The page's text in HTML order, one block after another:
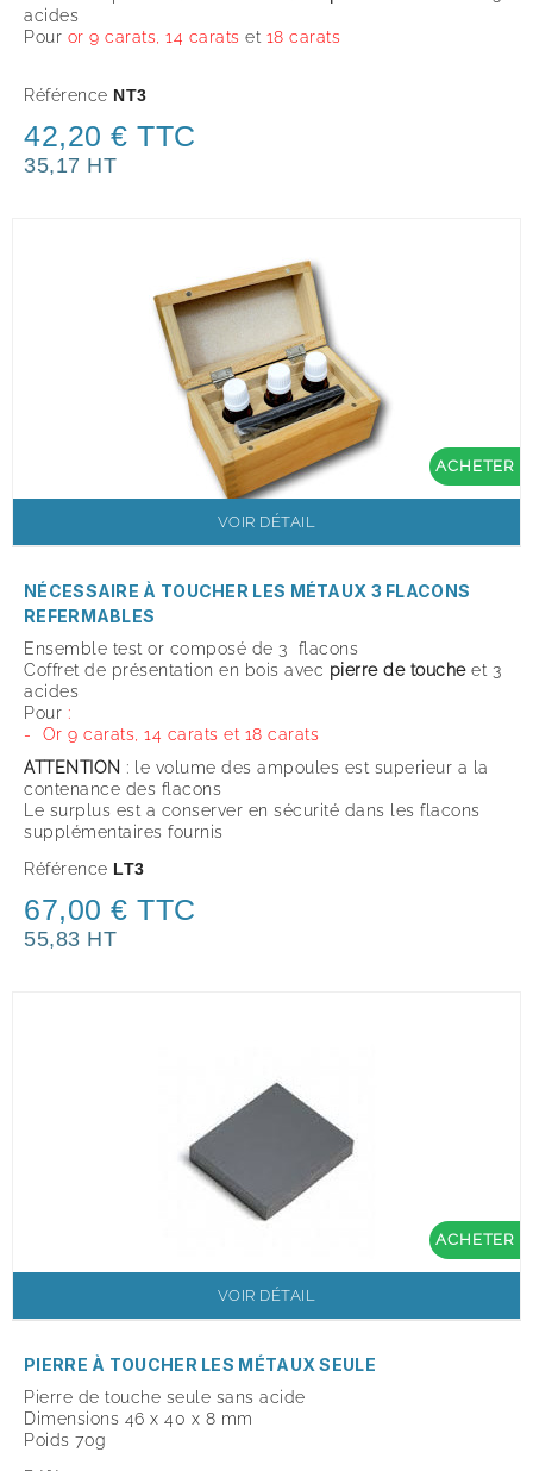
acides
Pour or 9 carats, 14 carats et 18 carats
Référence NT3
42,20 € TTC
35,17 HT
ACHETER
VOIR DÉTAIL
NÉCESSAIRE À TOUCHER LES MÉTAUX 3 FLACONS
REFERMABLES
Ensemble test or composé de 3 flacons
Coffret de présentation en bois avec pierre de toucheet 3
acides
Pour :
- Or 9 carats, 14 carats et 18 carats
ATTENTION : le volume des ampoules est superieur a la
contenance des flacons
Le surplus est a conserver en sécurité dans les flacons
supplémentaires fournis
Référence LT3
67,00 € TTC
55,83 HT
ACHETER
VOIR DÉTAIL
PIERRE À TOUCHER LES MÉTAUX SEULE
Pierre de touche seule sans acide
Dimensions 46 x 40 x 8 mm
Poids 70g